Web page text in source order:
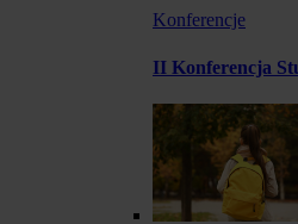
Konferencje
II Konferencja